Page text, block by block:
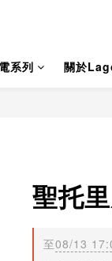
系列 關於
聖托
至08/13